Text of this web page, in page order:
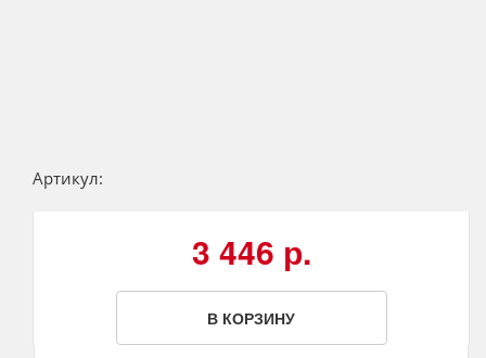
Артикул:
3 446 р.
В КОРЗИНУ